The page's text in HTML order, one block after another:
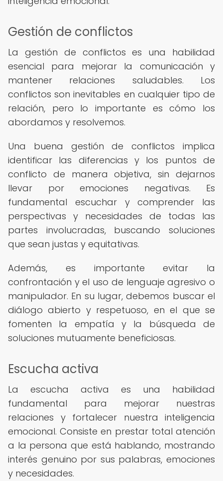
Gestión de conflictos
La gestión de conflictos es una habilidad
esencial para mejorar la comunicación y
mantener relaciones saludables. Los
conflictos son inevitables en cualquier tipo de
relación, pero lo importante es cómo los
abordamos y resolvemos.
Una buena gestión de conflictos implica
identificar las diferencias y los puntos de
conflicto de manera objetiva, sin dejarnos
llevar por emociones negativas. Es
fundamental escuchar y comprender las
perspectivas y necesidades de todas las
partes involucradas, buscando soluciones
que sean justas y equitativas.
Además, es importante evitar la
confrontación y el uso de lenguaje agresivo o
manipulador. En su lugar, debemos buscar el
diálogo abierto y respetuoso, en el que se
fomenten la empatía y la búsqueda de
soluciones mutuamente beneficiosas.
Escucha activa
La escucha activa es una habilidad
fundamental para mejorar nuestras
relaciones y fortalecer nuestra inteligencia
emocional. Consiste en prestar total atención
a la persona que está hablando, mostrando
interés genuino por sus palabras, emociones
y necesidades.